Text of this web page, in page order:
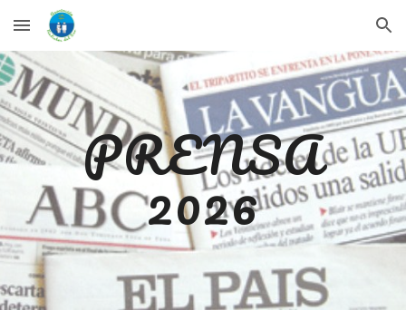
Skip to main content Skip to navigation
PRENSA
2026